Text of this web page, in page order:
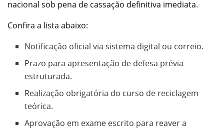
nacional sob pena de cassação definitiva imediata.
Confira a lista abaixo:
Notificação oficial via sistema digital ou correio.
Prazo para apresentação de defesa prévia
estruturada.
Realização obrigatória do curso de reciclagem
teórica.
Aprovação em exame escrito para reaver a